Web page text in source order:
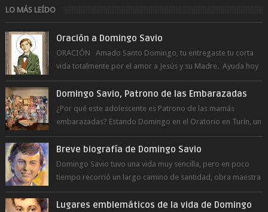
LO MÁS LEÍDO
Oración a Domingo Savio
ORACIÓN Amado Santo Domingo, tu entregaste tu corta
vida totalmente por el amor a Jesús y su Madre. Ayuda hoy
a la juventud para ...
Domingo Savio, Patrono de las Embarazadas
¿Por qué este adolescente es Patrono de las mamás
embarazadas? Estando Domingo en el Oratorio en Turín, un
día le pide a Don Bosco...
Breve biografía de Domingo Savio
Domingo Savio tuvo una vida muy sencilla, pero en poco
tiempo recorrió un largo camino de santidad, obra maestra
del Espíritu Santo y fr...
Lugares emblemáticos de la vida de Domingo